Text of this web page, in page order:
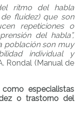
ritmo del habla
fluidez) que son
repeticiones o
del habla”,
población son muy
individual y
Rondal (Manual de
especialistas
o trastorno del